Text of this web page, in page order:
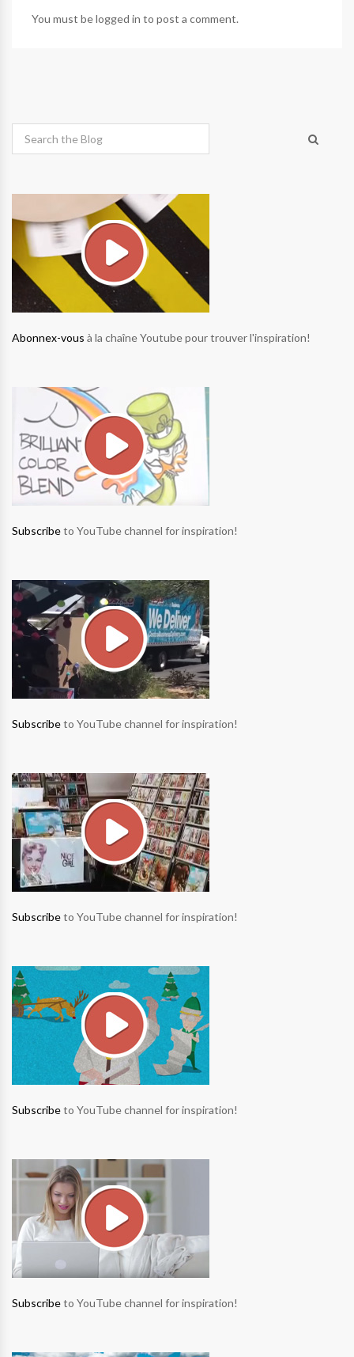
You must belogged in to post a comment.
Abonnex-vous à la chaîne Youtube pour trouver l'inspiration!
Subscribeto YouTube channel for inspiration!
Subscribeto YouTube channel for inspiration!
Subscribeto YouTube channel for inspiration!
Subscribeto YouTube channel for inspiration!
Subscribeto YouTube channel for inspiration!